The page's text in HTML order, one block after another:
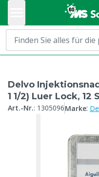
Delvo
1 1/2) Luer Lock, 12
Art.-Nr.: 1305096Marke: